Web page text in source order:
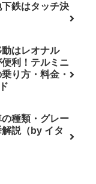
鉄はタッチ決
はレオナル
便利！テルミニ
り方・料金・
の種類・グレー
解説（by イタ